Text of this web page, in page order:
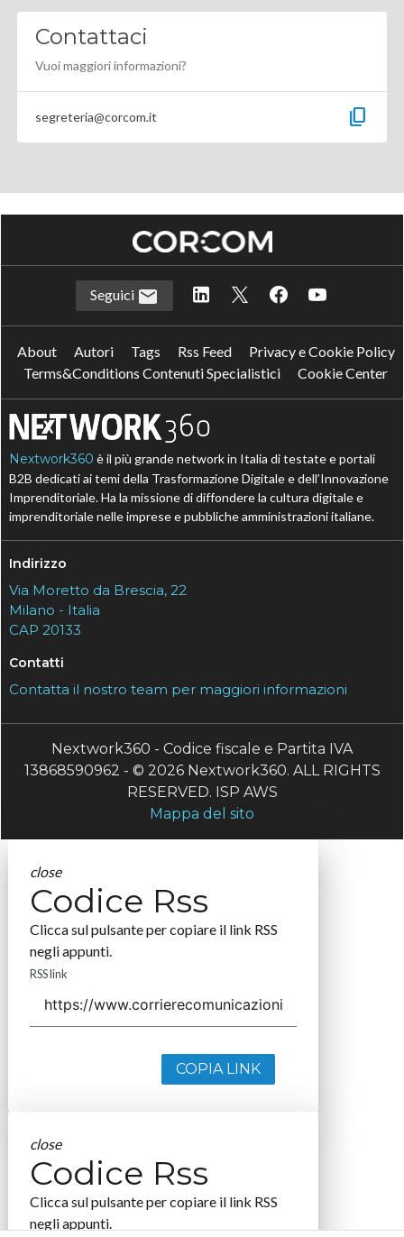
Contattaci
Vuoi maggiori informazioni?
segreteria@corcom.it content_copy
Seguici
About Autori Tags Rss Feed
Privacy e Cookie Policy
Terms&Conditions Contenuti Specialistici
Cookie Center
Nextwork360 è il più grande network in Italia di testate e portali
B2B dedicati ai temi della Trasformazione Digitale e dell’Innovazione
Imprenditoriale. Ha la missione di diffondere la cultura digitale e
imprenditoriale nelle imprese e pubbliche amministrazioni italiane.
Indirizzo
Via Moretto da Brescia, 22
Milano - Italia
CAP 20133
Contatti
Contatta il nostro team per maggiori informazioni
Nextwork360 - Codice fiscale e Partita IVA
13868590962 - © 2026 Nextwork360. ALL RIGHTS
RESERVED. ISP AWS
Mappa del sito
close
Codice Rss
Clicca sul pulsante per copiare il link RSS
negli appunti.
RSS link
COPIA LINK
close
Codice Rss
Clicca sul pulsante per copiare il link RSS
negli appunti.